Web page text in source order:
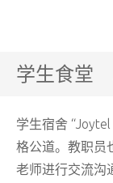
学生食堂
学生宿舍
格公道。教职员
老师进行交流沟